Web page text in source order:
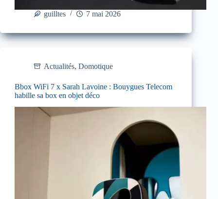
guilltes 7 mai 2026
Actualités, Domotique
Bbox WiFi 7 x Sarah Lavoine : Bouygues Telecom
habille sa box en objet déco